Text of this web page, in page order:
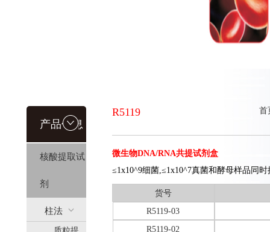
产品信息
核酸提取试
剂
柱法
R5119 首
微生物DNA/RNA共提试剂盒
≤1x10^9细菌,≤1x10^7真菌和酵母样品同
货号
R5119-03
R5119-02